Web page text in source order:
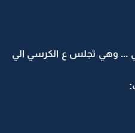
... وهي تجلس ع الكرسي الي